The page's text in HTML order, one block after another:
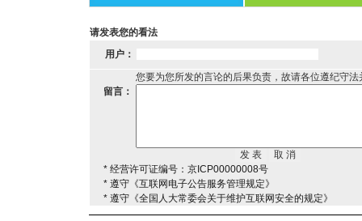
请发表您的看法
用户：
您要为您所发的言论的后果负责，故请各位遵纪守
留言：
* 经营许可证编号：京ICP00000008号
* 遵守《互联网电子公告服务管理规定》
* 遵守《全国人大常委会关于维护互联网安全的规定》